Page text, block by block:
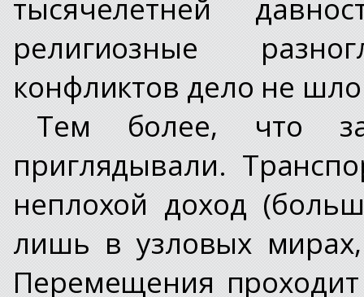
религиозные
конфликтов дело не
Тем более, что
приглядывали.
неплохой доход
лишь в узловых
Перемещения